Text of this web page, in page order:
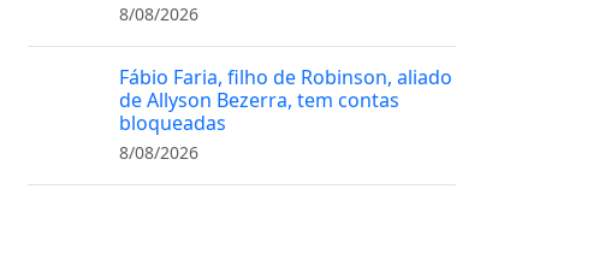
8/08/2026
Fábio Faria, filho de Robinson, aliado
de Allyson Bezerra, tem contas
bloqueadas
8/08/2026